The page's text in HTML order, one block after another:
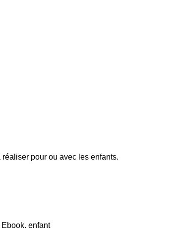
pour ou avec les enfants.
Ebook,enfant